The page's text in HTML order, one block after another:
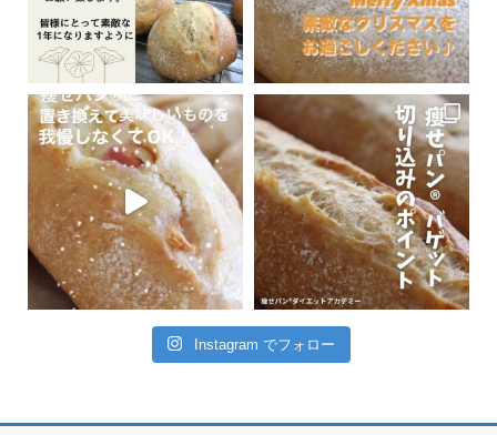
Instagram でフォロー